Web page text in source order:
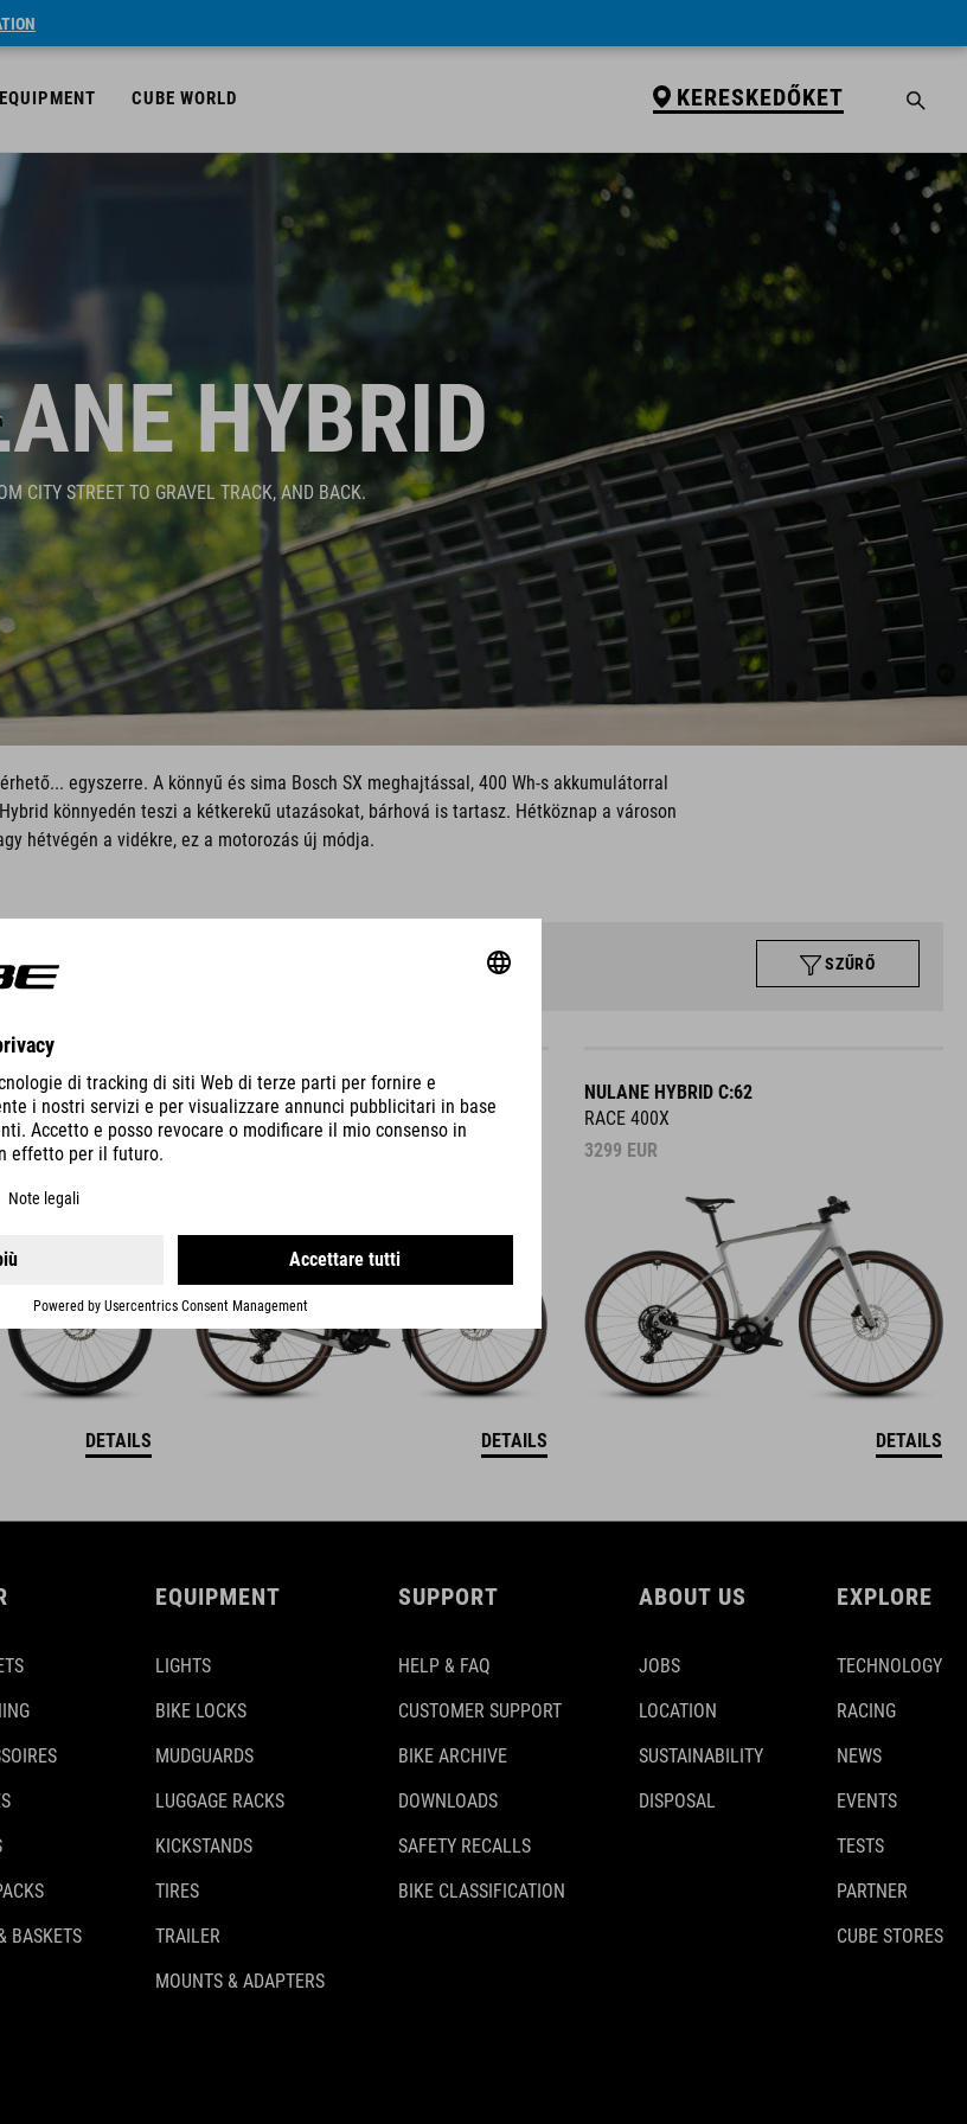
EQUIPMENT CUBE WORLD KERESKEDŐKET
HYBRID
CITY STREET TO GRAVEL TRACK, AND BACK.
egyszerre. A könnyű és sima Bosch SX meghajtással, 400 Wh-s akkumulátorral
könnyedén teszi a kétkerekű utazásokat, bárhová is tartasz. Hétköznap a városon
hétvégén a vidékre, ez a motorozás új módja.
SZŰRŐ
DETAILS
NULANE HYBRID C:62
RACE 400X FE
DETAILS
NULANE HYBRID C:62
RACE 400X
3299 EUR
DETAILS
BASKETS
EQUIPMENT
LIGHTS
BIKE LOCKS
MUDGUARDS
LUGGAGE RACKS
KICKSTANDS
TIRES
TRAILER
MOUNTS & ADAPTERS
SUPPORT
HELP & FAQ
CUSTOMER SUPPORT
BIKE ARCHIVE
DOWNLOADS
SAFETY RECALLS
BIKE CLASSIFICATION
ABOUT US
JOBS
LOCATION
SUSTAINABILITY
DISPOSAL
EXPLORE
TECHNOLOGY
RACING
NEWS
EVENTS
TESTS
PARTNER
CUBE STORES